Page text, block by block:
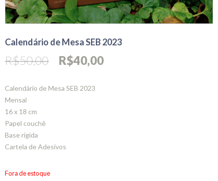
Calendário de Mesa SEB 2023
R$50,00
O
original
era:
R$40,00O
Calendário de Mesa SEB 2023
Mensal
16 x 18 cm
Papel couchê
Base rígida
Cartela de Adesivos
Fora de estoque